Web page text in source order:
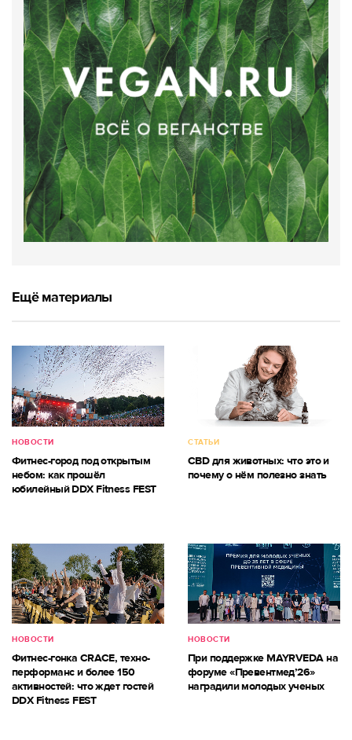
Ещё материалы
НОВОСТИ
Фитнес-город под открытым
небом: как прошёл
юбилейный DDX Fitness FEST
СТАТЬИ
CBD для животных: что это и
почему о нём полезно знать
НОВОСТИ
Фитнес-гонка CRACE, техно-
перформанс и более 150
активностей: что ждет гостей
DDX Fitness FEST
НОВОСТИ
При поддержке MAYRVEDA на
форуме «Превентмед’26»
наградили молодых ученых